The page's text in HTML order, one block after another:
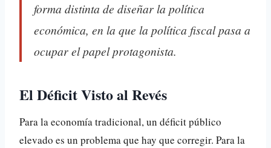
forma distinta de diseñar la política
económica, en la que la política fiscal pasa a
ocupar el papel protagonista.
El Déficit Visto al Revés
Para la economía tradicional, un déficit público
elevado es un problema que hay que corregir. Para la